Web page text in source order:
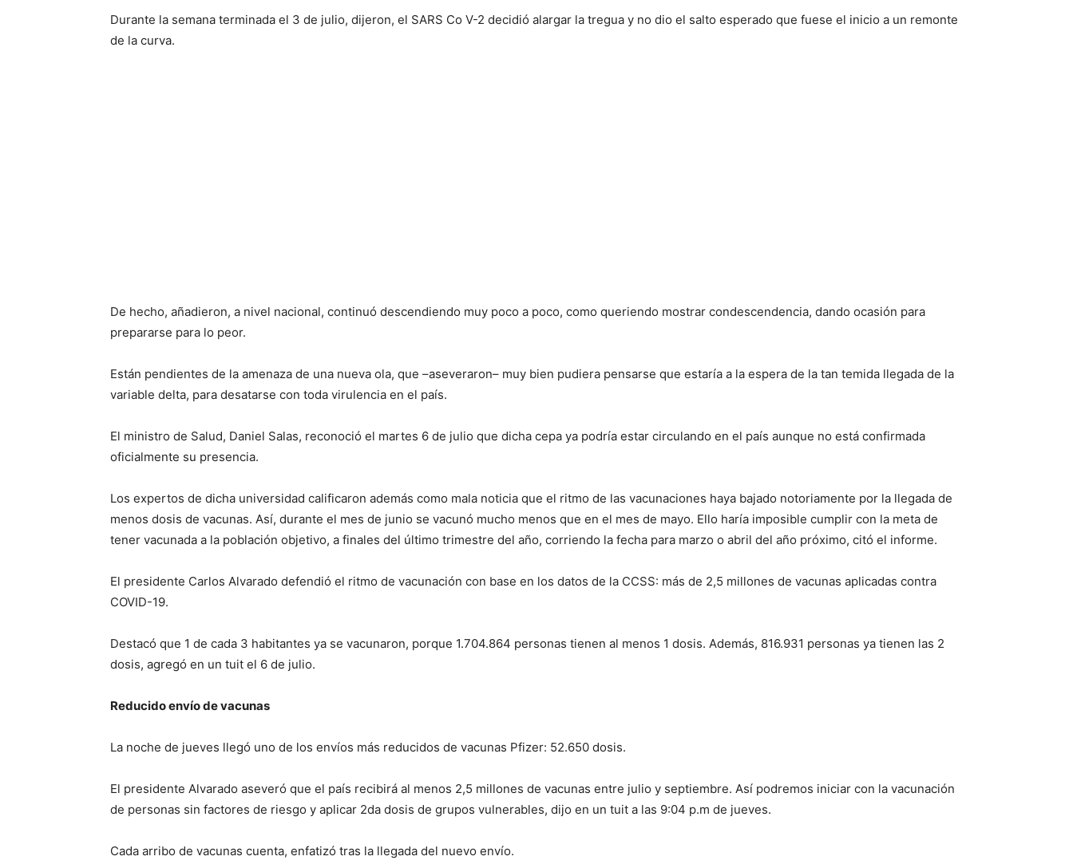
Durante la semana terminada el 3 de julio, dijeron, el SARS Co V-2 decidió alargar la tregua y no dio el salto esperado que fuese el inicio a un remonte
de la curva.
De hecho, añadieron, a nivel nacional, continuó descendiendo muy poco a poco, como queriendo mostrar condescendencia, dando ocasión para
prepararse para lo peor.
Están pendientes de la amenaza de una nueva ola, que –aseveraron– muy bien pudiera pensarse que estaría a la espera de la tan temida llegada de la
variable delta, para desatarse con toda virulencia en el país.
El ministro de Salud, Daniel Salas, reconoció el martes 6 de julio que dicha cepa ya podría estar circulando en el país aunque no está confirmada
oficialmente su presencia.
Los expertos de dicha universidad calificaron además como mala noticia que el ritmo de las vacunaciones haya bajado notoriamente por la llegada de
menos dosis de vacunas. Así, durante el mes de junio se vacunó mucho menos que en el mes de mayo. Ello haría imposible cumplir con la meta de
tener vacunada a la población objetivo, a finales del último trimestre del año, corriendo la fecha para marzo o abril del año próximo, citó el informe.
El presidente Carlos Alvarado defendió el ritmo de vacunación con base en los datos de la CCSS: más de 2,5 millones de vacunas aplicadas contra
COVID-19.
Destacó que 1 de cada 3 habitantes ya se vacunaron, porque 1.704.864 personas tienen al menos 1 dosis. Además, 816.931 personas ya tienen las 2
dosis, agregó en un tuit el 6 de julio.
Reducido envío de vacunas
La noche de jueves llegó uno de los envíos más reducidos de vacunas Pfizer: 52.650 dosis.
El presidente Alvarado aseveró que el país recibirá al menos 2,5 millones de vacunas entre julio y septiembre. Así podremos iniciar con la vacunación
de personas sin factores de riesgo y aplicar 2da dosis de grupos vulnerables, dijo en un tuit a las 9:04 p.m de jueves.
Cada arribo de vacunas cuenta, enfatizó tras la llegada del nuevo envío.